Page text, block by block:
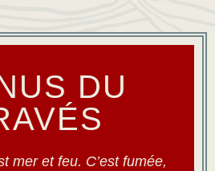
DU
mer et feu. C’est fumée,